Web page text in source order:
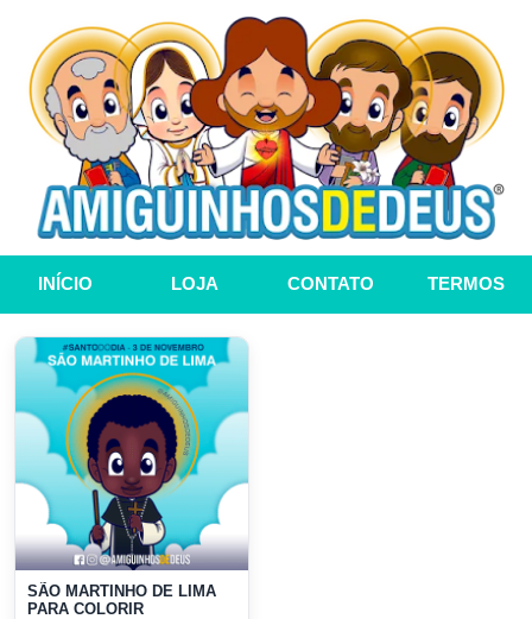
INÍCIO LOJA CONTATO TERMOS
SÃO MARTINHO DE LIMA
PARA COLORIR